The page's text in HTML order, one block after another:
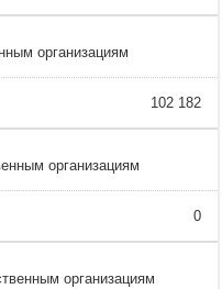
организациям
102 182
организациям
0
организациям